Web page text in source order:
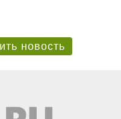
новость